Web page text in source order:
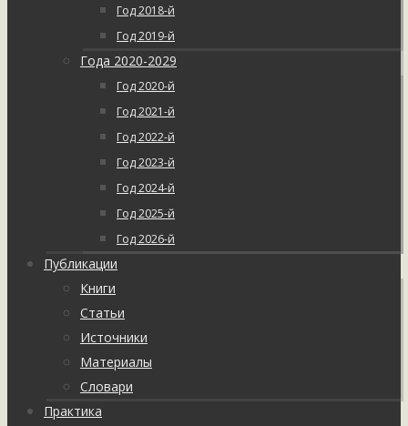
Год 2018-й
Год 2019-й
Года 2020-2029
Год 2020-й
Год 2021-й
Год 2022-й
Год 2023-й
Год 2024-й
Год 2025-й
Год 2026-й
Публикации
Книги
Статьи
Источники
Материалы
Словари
Практика